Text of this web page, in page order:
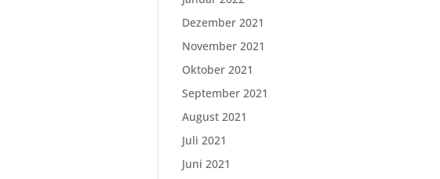
Dezember 2021
November 2021
Oktober 2021
September 2021
August 2021
Juli 2021
Juni 2021